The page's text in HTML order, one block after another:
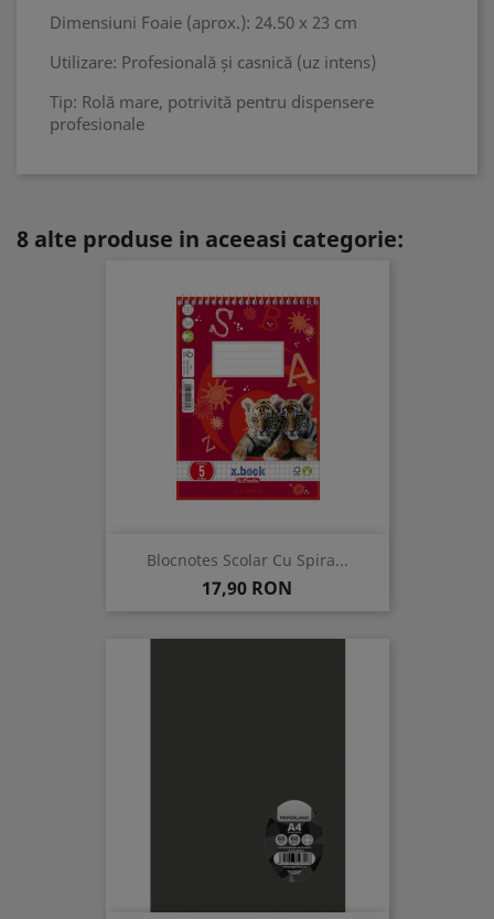
Dimensiuni Foaie (aprox.): 24.50 x 23 cm
Utilizare: Profesională și casnică (uz intens)
Tip: Rolă mare, potrivită pentru dispensere
profesionale
8 alte produse in aceeasi categorie:
Blocnotes Scolar Cu Spira...
Pret
17,90 RON